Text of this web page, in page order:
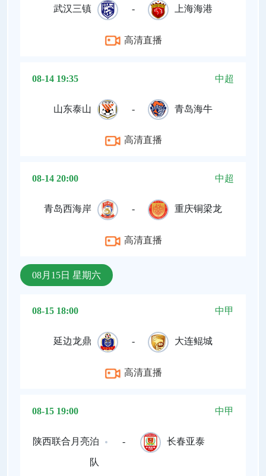
武汉三镇 - 上海海港
高清直播
08-14 19:35 中超
山东泰山 - 青岛海牛
高清直播
08-14 20:00 中超
青岛西海岸 - 重庆铜梁龙
高清直播
08月15日 星期六
08-15 18:00 中甲
延边龙鼎 - 大连鲲城
高清直播
08-15 19:00 中甲
陕西联合月亮泊
队
- 长春亚泰